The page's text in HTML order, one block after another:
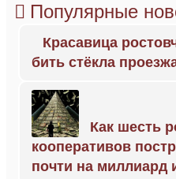
Популярные
Красавица
бить стёкла
Как шесть
кооперативов
почти на миллиард